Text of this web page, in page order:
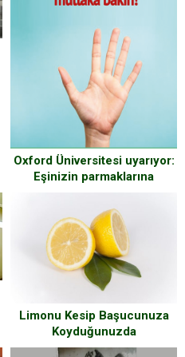
Oxford Üniversitesi uyarıyor:
Eşinizin parmaklarına
Limonu Kesip Başucunuza
Koyduğunuzda